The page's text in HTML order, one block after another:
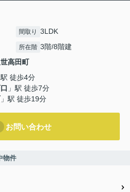
間取り 3LDK
所在階 3階/8階建
高田町
駅 徒歩4分
」駅 徒歩7分
」駅 徒歩19分
お問い合わせ
物件